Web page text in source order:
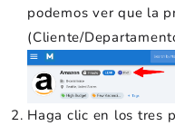
podemos ver que la
(Cliente/
Haga clic en los tres